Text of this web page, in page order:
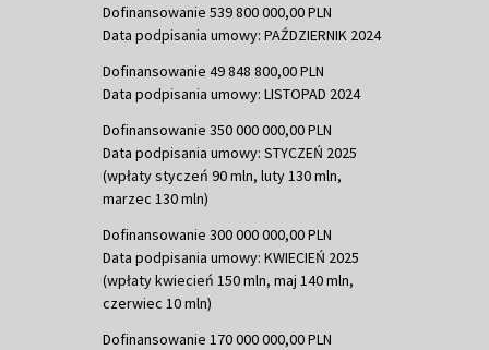
Dofinansowanie 539 800 000,00 PLN
Data podpisania umowy: PAŹDZIERNIK 2024
Dofinansowanie 49 848 800,00 PLN
Data podpisania umowy: LISTOPAD 2024
Dofinansowanie 350 000 000,00 PLN
Data podpisania umowy: STYCZEŃ 2025
(wpłaty styczeń 90 mln, luty 130 mln,
marzec 130 mln)
Dofinansowanie 300 000 000,00 PLN
Data podpisania umowy: KWIECIEŃ 2025
(wpłaty kwiecień 150 mln, maj 140 mln,
czerwiec 10 mln)
Dofinansowanie 170 000 000,00 PLN